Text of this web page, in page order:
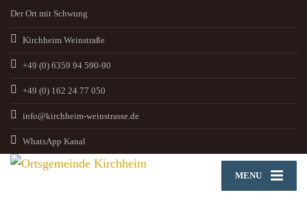
Der Ort mit Schwung
Kirchheim Weinstraße
+49 (0) 6359 94 590-90
+49 (0) 162 24 77 050
info@kirchheim-weinstrasse.de
WhatsApp Kanal
MENU